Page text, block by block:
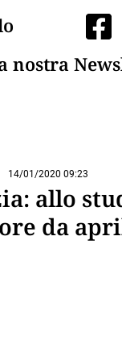
nostra
14/01/2020 09:23
allo
da